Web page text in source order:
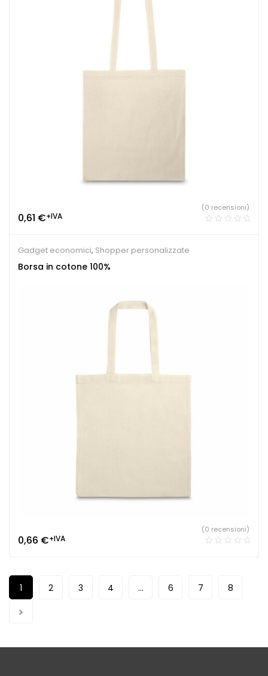
0,61 €+IVA
(0 recensioni)
Gadget economici, Shopper personalizzate
Borsa in cotone 100%
0,66 €+IVA
(0 recensioni)
1 2 3 4 … 6 7 8